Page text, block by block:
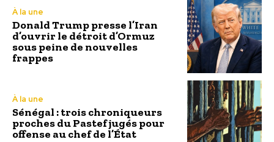
À la une
Donald Trump presse l’Iran
d’ouvrir le détroit d’Ormuz
sous peine de nouvelles
frappes
À la une
Sénégal : trois chroniqueurs
proches du Pastef jugés pour
offense au chef de l’État